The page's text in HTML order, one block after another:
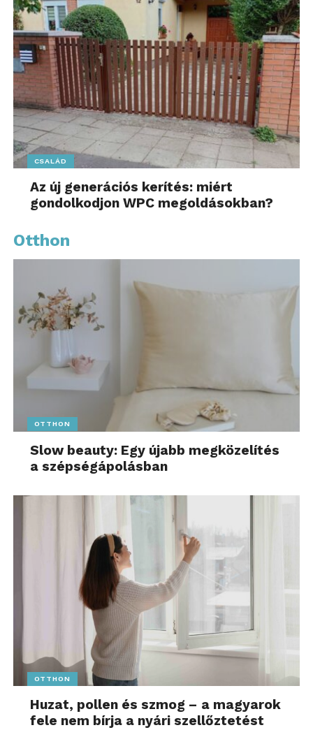
CSALÁD
Az új generációs kerítés: miért
gondolkodjon WPC megoldásokban?
Otthon
OTTHON
Slow beauty: Egy újabb megközelítés
a szépségápolásban
OTTHON
Huzat, pollen és szmog – a magyarok
fele nem bírja a nyári szellőztetést